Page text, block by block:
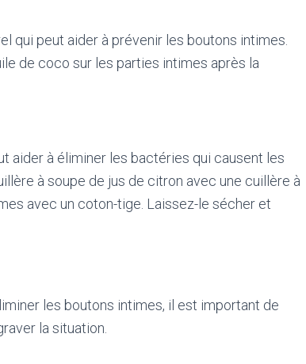
qui peut aider à prévenir les boutons intimes.
de coco sur les parties intimes après la
aider à éliminer les bactéries qui causent les
à soupe de jus de citron avec une cuillère à
avec un coton-tige. Laissez-le sécher et
les boutons intimes, il est important de
la situation.